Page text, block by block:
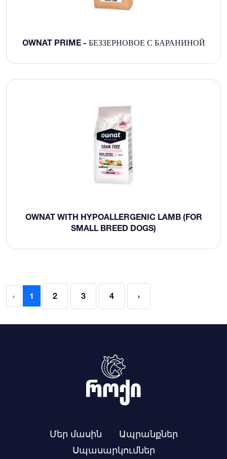
OWNAT PRIME - БЕЗЗЕРНОВОЕ С БАРАНИНОЙ
OWNAT WITH HYPOALLERGENIC LAMB (FOR
SMALL BREED DOGS)
‹ 1 2 3 4 ›
Մեր մասին
Ապրանքներ
Սպասարկումներ